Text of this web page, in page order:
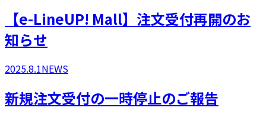
​【e-LineUP! Mall】注文受付再開のお
知らせ
2025.8.1NEWS
新規注文受付の一時停止のご報告